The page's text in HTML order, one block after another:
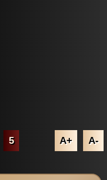
5 A+ A-